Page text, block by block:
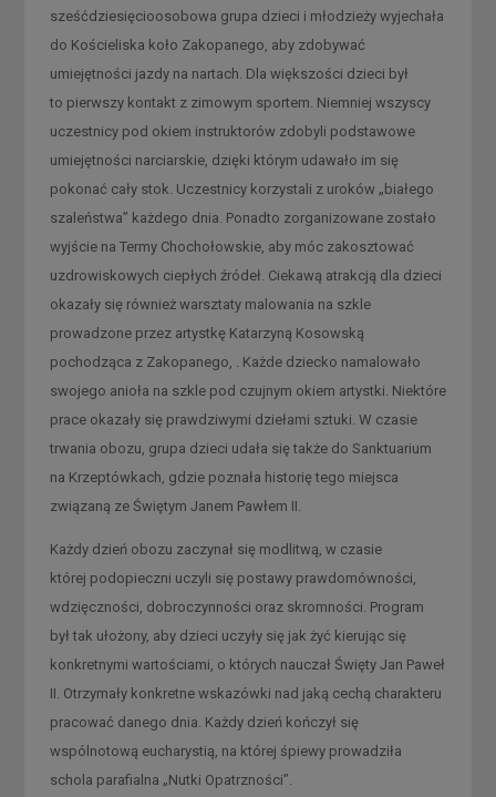
sześćdziesięcioosobowa grupa dzieci i młodzieży wyjechała
do Kościeliska koło Zakopanego, aby zdobywać
umiejętności jazdy na nartach. Dla większości dzieci był
to pierwszy kontakt z zimowym sportem. Niemniej wszyscy
uczestnicy pod okiem instruktorów zdobyli podstawowe
umiejętności narciarskie, dzięki którym udawało im się
pokonać cały stok. Uczestnicy korzystali z uroków „białego
szaleństwa” każdego dnia. Ponadto zorganizowane zostało
wyjście na Termy Chochołowskie, aby móc zakosztować
uzdrowiskowych ciepłych źródeł. Ciekawą atrakcją dla dzieci
okazały się również warsztaty malowania na szkle
prowadzone przez artystkę Katarzyną Kosowską
pochodząca z Zakopanego, . Każde dziecko namalowało
swojego anioła na szkle pod czujnym okiem artystki. Niektóre
prace okazały się prawdziwymi dziełami sztuki. W czasie
trwania obozu, grupa dzieci udała się także do Sanktuarium
na Krzeptówkach, gdzie poznała historię tego miejsca
związaną ze Świętym Janem Pawłem II.
Każdy dzień obozu zaczynał się modlitwą, w czasie
której podopieczni uczyli się postawy prawdomówności,
wdzięczności, dobroczynności oraz skromności. Program
był tak ułożony, aby dzieci uczyły się jak żyć kierując się
konkretnymi wartościami, o których nauczał Święty Jan Paweł
II. Otrzymały konkretne wskazówki nad jaką cechą charakteru
pracować danego dnia. Każdy dzień kończył się
wspólnotową eucharystią, na której śpiewy prowadziła
schola parafialna „Nutki Opatrzności”.